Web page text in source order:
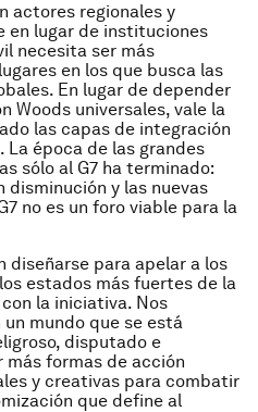
actores regionales y
en lugar de instituciones
necesita ser más
en los que busca las
En lugar de depender
Woods universales, vale la
las capas de integración
La época de las grandes
sólo al G7 ha terminado:
disminución y las nuevas
no es un foro viable para la
diseñarse para apelar a los
estados más fuertes de la
la iniciativa. Nos
mundo que se está
disputado e
más formas de acción
y creativas para combatir
que define al